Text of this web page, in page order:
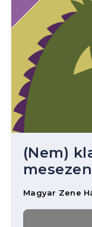
(Nem)
Magyar Zene